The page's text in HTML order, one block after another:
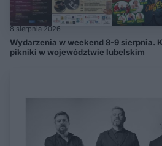
8 sierpnia 2026
Wydarzenia w weekend 8-9 sierpnia.
pikniki w województwie lubelskim